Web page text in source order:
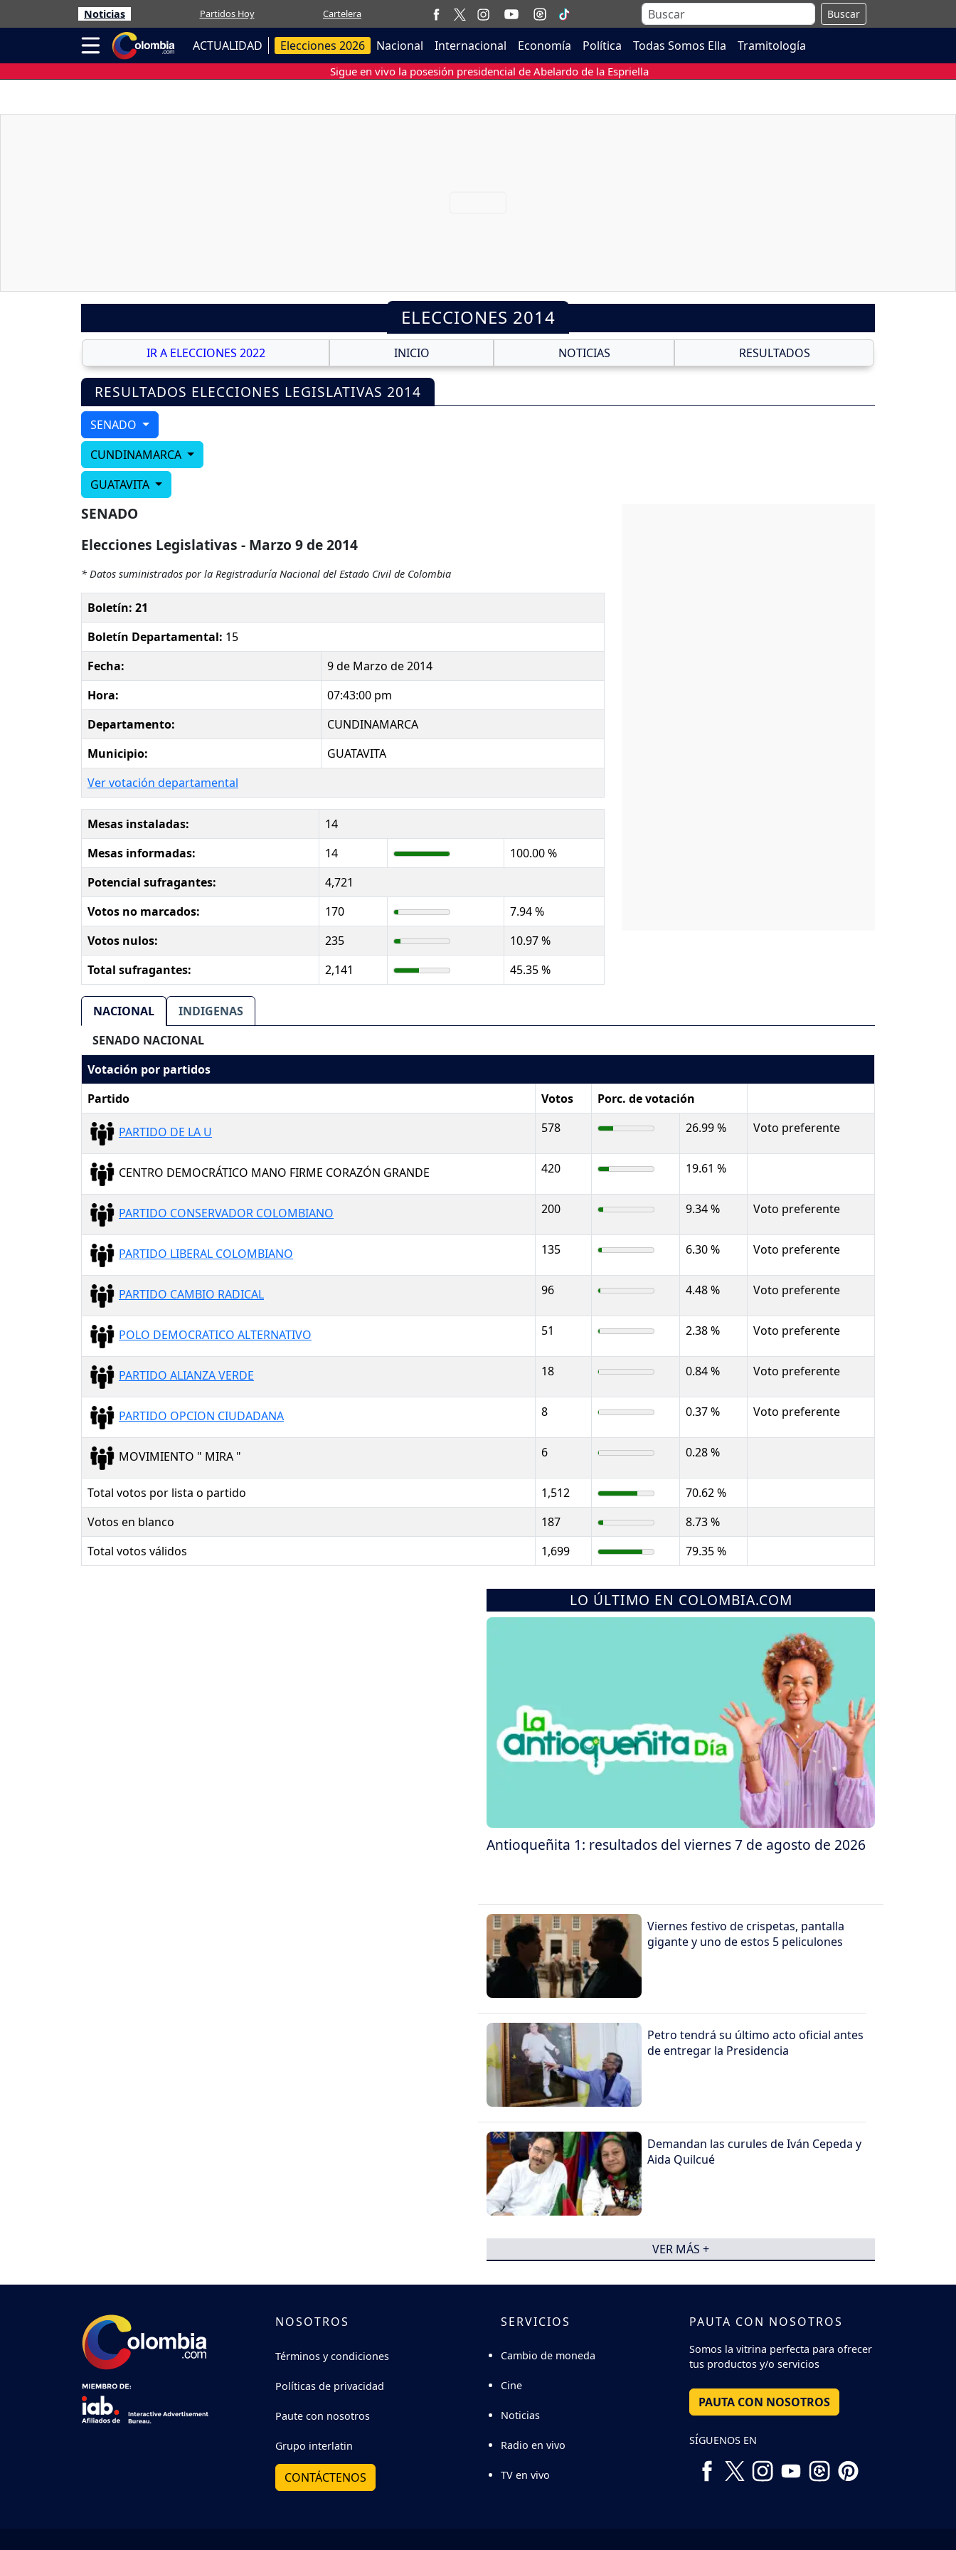
Noticias Partidos Hoy Cartelera Buscar
ACTUALIDAD Elecciones 2026 Nacional Internacional Economía Política Todas Somos Ella Tramitología
Sigue en vivo la posesión presidencial de Abelardo de la Espriella
ELECCIONES 2014
IR A ELECCIONES 2022 INICIO NOTICIAS RESULTADOS
RESULTADOS ELECCIONES LEGISLATIVAS 2014
SENADO
CUNDINAMARCA
GUATAVITA
SENADO
Elecciones Legislativas - Marzo 9 de 2014
* Datos suministrados por la Registraduría Nacional del Estado Civil de Colombia
Boletín: 21
Boletín Departamental: 15
Fecha:
9 de Marzo de 2014
Hora:
07:43:00 pm
Departamento:
CUNDINAMARCA
Municipio:
GUATAVITA
Ver votación departamental
Mesas instaladas:
14
Mesas informadas:
14
100.00 %
Potencial sufragantes:
4,721
Votos no marcados:
170
7.94 %
Votos nulos:
235
10.97 %
Total sufragantes:
2,141 45.35 %
NACIONAL
INDIGENAS
SENADO NACIONAL
Votación por partidos
Partido
Votos Porc. de votación
PARTIDO DE LA U 578 26.99 % Voto preferente
CENTRO DEMOCRÁTICO MANO FIRME CORAZÓN GRANDE 420 19.61 %
PARTIDO CONSERVADOR COLOMBIANO 200 9.34 % Voto preferente
PARTIDO LIBERAL COLOMBIANO 135 6.30 % Voto preferente
PARTIDO CAMBIO RADICAL 96 4.48 % Voto preferente
POLO DEMOCRATICO ALTERNATIVO 51 2.38 % Voto preferente
PARTIDO ALIANZA VERDE 18 0.84 % Voto preferente
PARTIDO OPCION CIUDADANA 8 0.37 % Voto preferente
MOVIMIENTO " MIRA " 6 0.28 %
Total votos por lista o partido 1,512
70.62 %
Votos en blanco
187
8.73 %
Total votos válidos
1,699 79.35 %
LO ÚLTIMO EN COLOMBIA.COM
Antioqueñita 1: resultados del viernes 7 de agosto de 2026
Viernes festivo de crispetas, pantalla
gigante y uno de estos 5 peliculones
Petro tendrá su último acto oficial antes
de entregar la Presidencia
Demandan las curules de Iván Cepeda y
Aida Quilcué
VER MÁS +
NOSOTROS
Términos y condiciones
Políticas de privacidad
Paute con nosotros
Grupo interlatin
CONTÁCTENOS
SERVICIOS
Cambio de moneda
Cine
Noticias
Radio en vivo
TV en vivo
PAUTA CON NOSOTROS
Somos la vitrina perfecta para ofrecer
tus productos y/o servicios
PAUTA CON NOSOTROS
SÍGUENOS EN